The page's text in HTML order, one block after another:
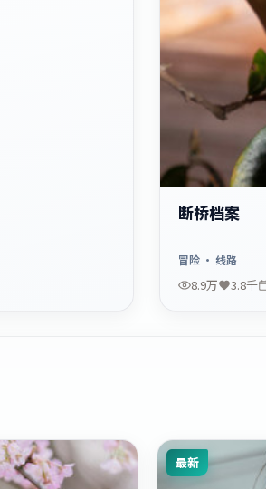
断桥档案
冒险· 线路
8.9万 3.8千
最新